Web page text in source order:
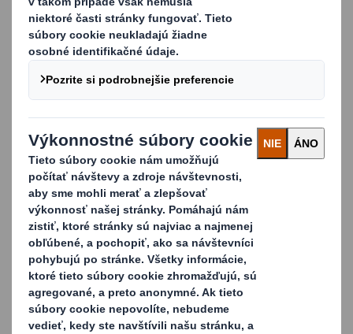
paleta KAYPAL® je ekonomická, ekologická a
ergonomická a vyhovuje vašim potrebám v
zmysle optimalizácie dodávkového cyklu a
rešpektovania životného prostredia. Vyvinuli
sme širokú škálu paliet, špeciálne
prispôsobenú pre vývoz, vykonávanie,
základne miest predaja a priemyselné
použitie.
KONTAKTUJTE NÁS A ZISTITE VIAC!